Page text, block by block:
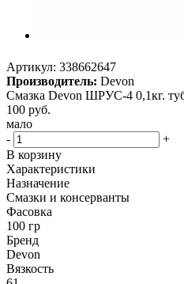
Артикул: 338662647
Производитель: Devon
Смазка Devon ШРУС-4 0,1кг.
100 руб.
мало
-
+
В корзину
Характеристики
Назначение
Смазки и консерванты
Фасовка
100 гр
Бренд
Devon
Вязкость